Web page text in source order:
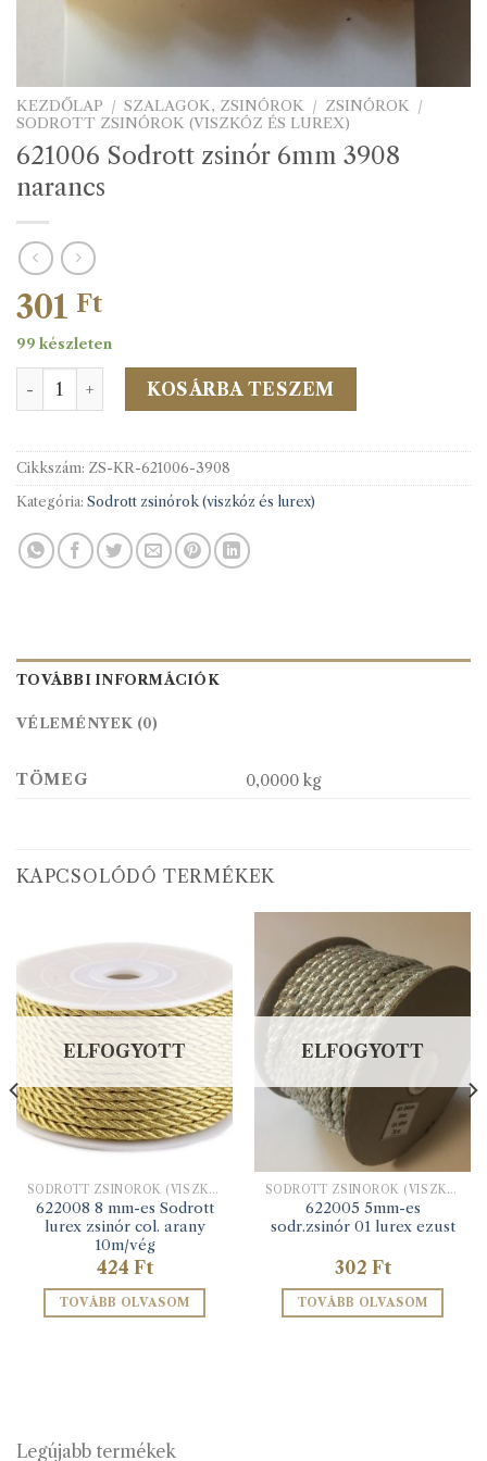
KEZDŐLAP / SZALAGOK, ZSINÓROK / ZSINÓROK /
SODROTT ZSINÓROK (VISZKÓZ ÉS LUREX)
621006 Sodrott zsinór 6mm 3908
narancs
301 Ft
99 készleten
621006 Sodrott zsinór 6mm 3908 narancs mennyiség
KOSÁRBA TESZEM
Cikkszám: ZS-KR-621006-3908
Kategória: Sodrott zsinórok (viszkóz és lurex)
TOVÁBBI INFORMÁCIÓK
VÉLEMÉNYEK (0)
TÖMEG 0,0000 kg
KAPCSOLÓDÓ TERMÉKEK
ELFOGYOTT
SODROTT ZSINÓROK (VISZKÓZ ÉS LUREX)
622008 8 mm-es Sodrott
lurex zsinór col. arany
10m/vég
424 Ft
TOVÁBB OLVASOM
ELFOGYOTT
SODROTT ZSINÓROK (VISZKÓZ ÉS LUREX)
622005 5mm-es
sodr.zsinór 01 lurex ezust
302 Ft
TOVÁBB OLVASOM
Legújabb termékek